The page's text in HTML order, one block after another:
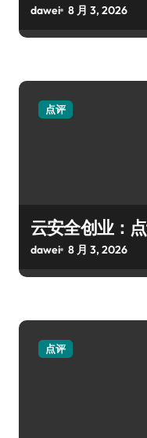
dawei 8 月 3, 2026
点评
云安全创业：
dawei 8 月 3, 2026
点评